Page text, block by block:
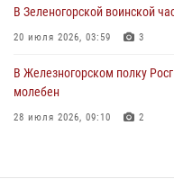
В Зеленогорской воинской
20 июля 2026, 03:59 3
В Железногорском полку
молебен
28 июля 2026, 09:10 2
10 июля 2026, 06:18 4